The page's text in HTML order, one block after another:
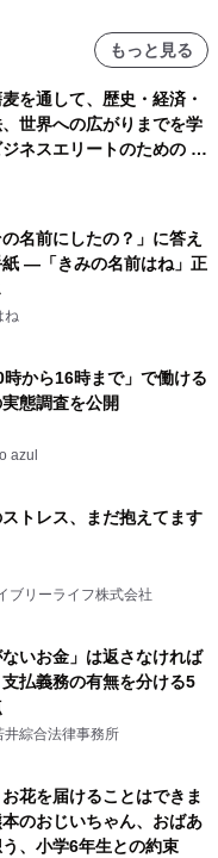
もっと見る
麦を通して、歴史・経済・
世界への広がりまでを学
ネスエリートのための 教
麦』2026年8月25日
の名前にしたの？」に答え
紙 ―「きみの名前はね」正
ね
から16時まで」で働ける
態調査を公開
azul
トレス、まだ抱えてます
ブリーライフ株式会社
ないお金」は返さなければ
払義務の有無を分ける5
井綜合法律事務所
お花を届けることはできま
のおじいちゃん、おばあ
、小学6年生との約束